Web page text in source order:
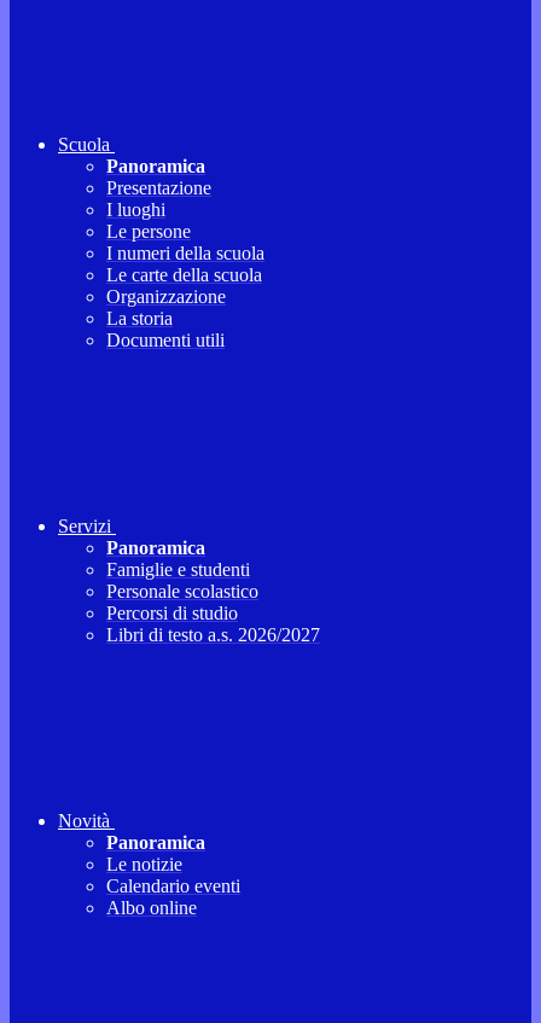
Scuola
Panoramica
Presentazione
I luoghi
Le persone
I numeri della scuola
Le carte della scuola
Organizzazione
La storia
Documenti utili
Servizi
Panoramica
Famiglie e studenti
Personale scolastico
Percorsi di studio
Libri di testo a.s. 2026/2027
Novità
Panoramica
Le notizie
Calendario eventi
Albo online